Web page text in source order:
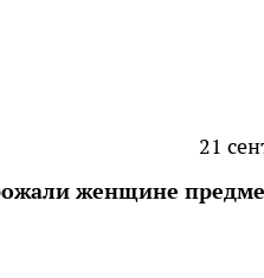
21
женщине